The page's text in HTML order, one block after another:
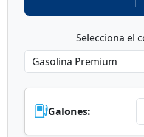
Selecciona el
Galones: